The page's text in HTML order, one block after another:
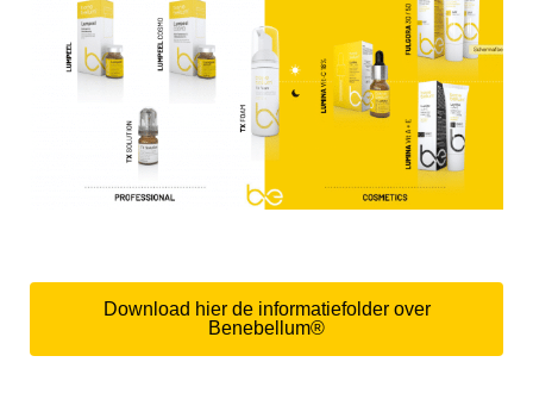
Download hier de informatiefolder over
Benebellum®